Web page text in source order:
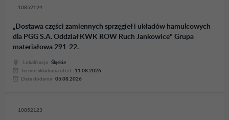
10852124
„Dostawa części zamiennych sprzęgieł i układów hamulcowych
dla PGG S.A. Oddział KWK ROW Ruch Jankowice" Grupa
materiałowa 291-22.
Lokalizacja
Śląskie
Termin skladania ofert
11.08.2026
Data dodania
05.08.2026
10852123